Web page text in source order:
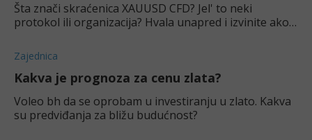
Šta znači skraćenica XAUUSD CFD? Jel' to neki
protokol ili organizacija? Hvala unapred i izvinite ako
Zajednica
Kakva je prognoza za cenu zlata?
Voleo bh da se oprobam u investiranju u zlato. Kakva
su predviđanja za bližu budućnost?